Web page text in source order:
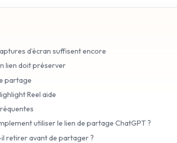
d’écran suffisent encore
lien doit préserver
partage
Reel aide
utiliser le lien de partage ChatGPT ?
retirer avant de partager ?